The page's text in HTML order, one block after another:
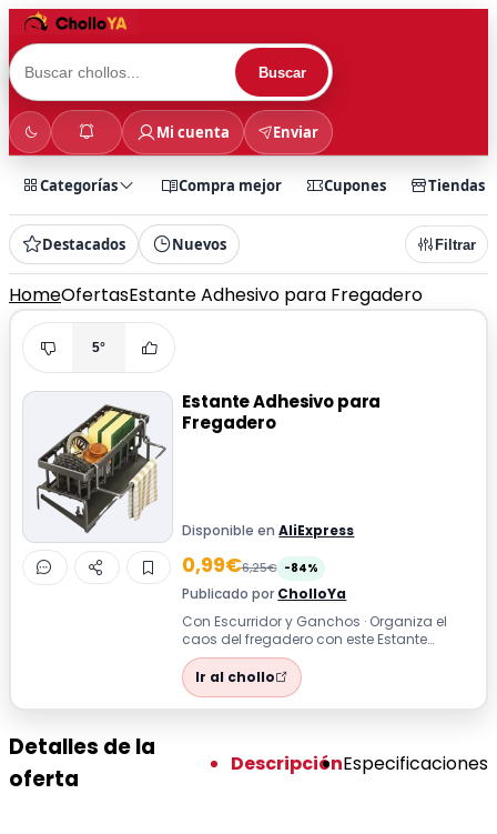
Buscar
Mi cuenta Enviar
Categorías Compra mejor Cupones Tiendas
Destacados Nuevos Filtrar
HomeOfertasEstante Adhesivo para Fregadero
5°
Estante Adhesivo para
Fregadero
Disponible enAliExpress
0,99€6,25€ -84%
Publicado por CholloYa
Con Escurridor y Ganchos · Organiza el
caos del fregadero con este Estante
adhesivo que drena trapos y esponjas
liber...
Ir al chollo
Detalles de la
oferta
DescripciónEspecificaciones